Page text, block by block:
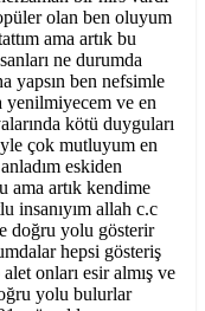
olan ben oluyum
ama artık bu
ne durumda
yapsın ben nefsimle
yenilmiyecem ve en
kötü duyguları
çok mutluyum en
eskiden
artık kendime
insanıyım allah c.c
doğru yolu gösterir
hepsi gösteriş
onları esir almış ve
yolu bulurlar